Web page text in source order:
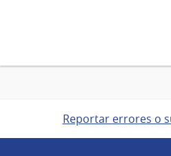
Reportar errores o